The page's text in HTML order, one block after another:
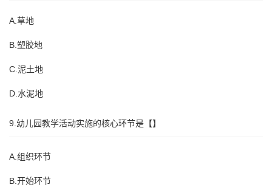
A.草地
B.塑胶地
C.泥土地
D.水泥地
9.幼儿园教学活动实施的核心环节是【】
A.组织环节
B.开始环节